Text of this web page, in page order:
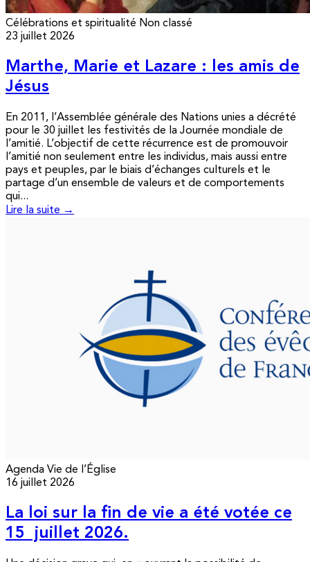
Célébrations et spiritualité Non classé
23 juillet 2026
Marthe, Marie et Lazare : les amis de
Jésus
En 2011, l’Assemblée générale des Nations unies a décrété
pour le 30 juillet les festivités de la Journée mondiale de
l’amitié. L’objectif de cette récurrence est de promouvoir
l’amitié non seulement entre les individus, mais aussi entre
pays et peuples, par le biais d’échanges culturels et le
partage d’un ensemble de valeurs et de comportements
qui...
Lire la suite →
Agenda Vie de l’Église
16 juillet 2026
La loi sur la fin de vie a été votée ce
15 juillet 2026.